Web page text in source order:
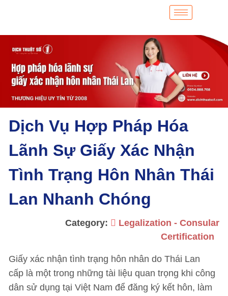
Dịch Vụ Hợp Pháp Hóa
Lãnh Sự Giấy Xác Nhận
Tình Trạng Hôn Nhân Thái
Lan Nhanh Chóng
Category:
Legalization - Consular
Certification
Giấy xác nhận tình trạng hôn nhân do Thái Lan
cấp là một trong những tài liệu quan trọng khi công
dân sử dụng tại Việt Nam để đăng ký kết hôn, làm